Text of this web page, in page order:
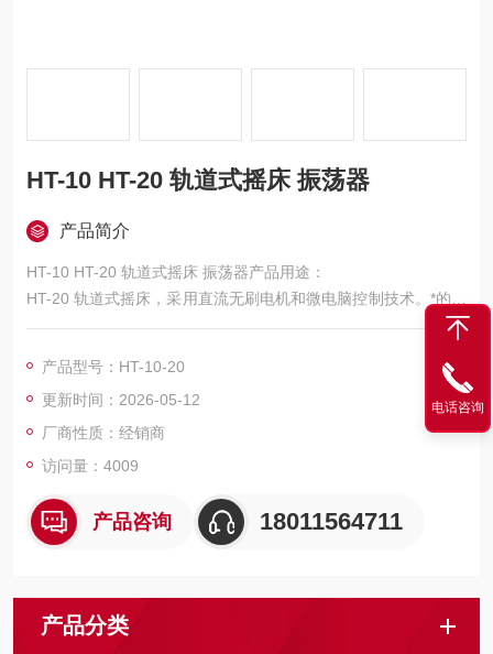
HT-10 HT-20 轨道式摇床 振荡器
产品简介
HT-10 HT-20 轨道式摇床 振荡器产品用途：
HT-20 轨道式摇床，采用直流无刷电机和微电脑控制技术。*的旋
钮操作模式简单易用，通过更换不同的托盘，能够对各类常用烧
和医学分析等领域。
产品型号：HT-10-20
更新时间：2026-05-12
厂商性质：经销商
访问量：4009
产品咨询 18011564711
产品分类
电话咨询